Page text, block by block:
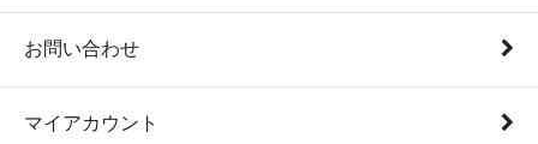
お問い合わせ
マイアカウント